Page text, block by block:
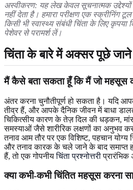
अस्वीकरण: यह लेख केवल सूचनात्मक उद्देश्यों
नहीं देता है। हमारा परीक्षण एक स्क्रीनिंग
किसी भी स्वास्थ्य संबंधी चिंता के लिए कृपया
पेशेवर से परामर्श लें।
चिंता के बारे में अक्सर पूछे
मैं कैसे बता सकता हूँ कि मैं जो महसूस
अंतर करना चुनौतीपूर्ण हो सकता है। यदि
तीव्र हैं, और आपके दैनिक जीवन में बाधा
चिकित्सीय कारण के तेज़ दिल की धड़कन,
समस्याओं जैसे शारीरिक लक्षणों का अनुभव
तनाव आम तौर पर एक विशिष्ट, पहचान योग्य
और तनाव कारक के चले जाने के बाद समाप्त
हैं, तो एक गोपनीयचिंता प्रश्नोत्तरीप्रारंभिक
क्या कभी-कभी चिंतित महसूस करना